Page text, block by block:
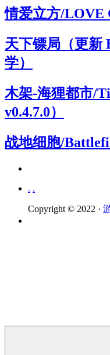
情爱立方/LOVE
天下镖局（更新
学）
木架-海狸都市/
v0.4.7.0）
战地细胞/
. .
Copyright © 2022 ·